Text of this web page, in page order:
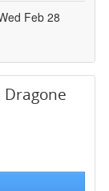
Feb 28